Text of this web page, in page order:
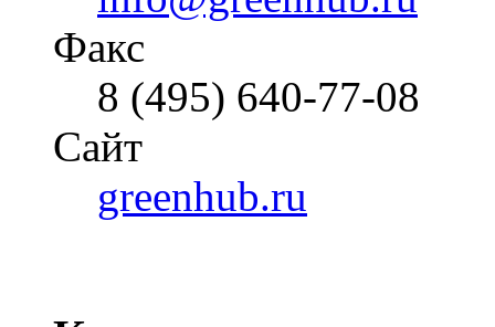
Факс
8 (495) 640-77-08
Cайт
greenhub.ru